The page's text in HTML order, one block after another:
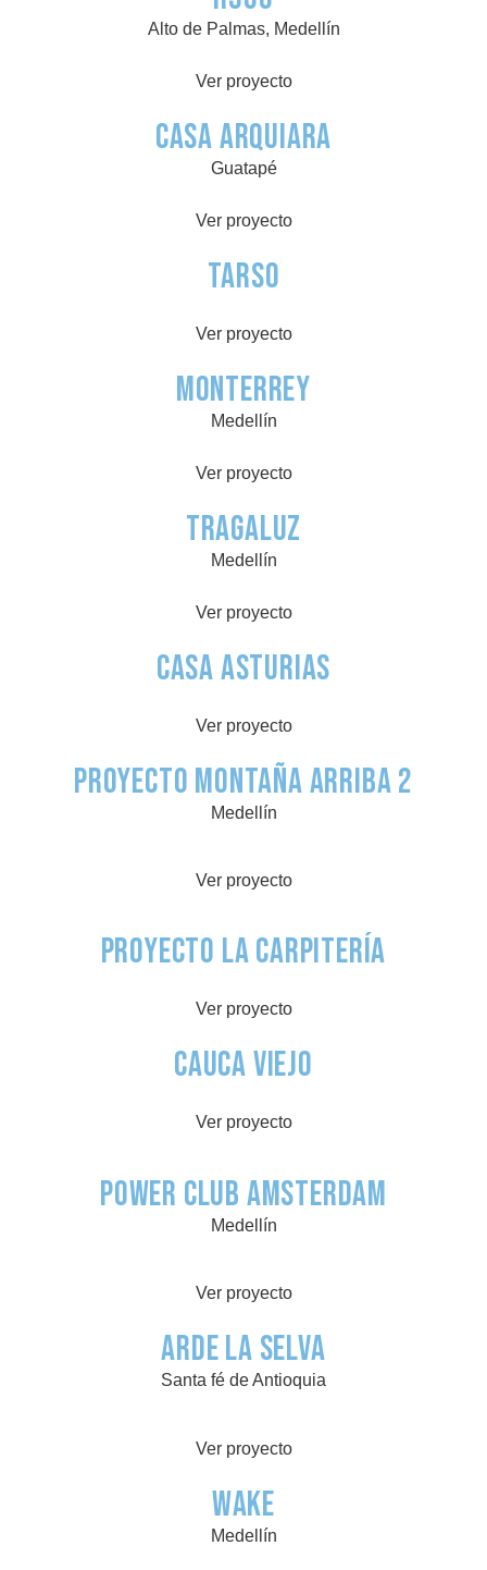
Alto de Palmas, Medellín
Ver proyecto
Casa Arquiara
Guatapé
Ver proyecto
Tarso
Ver proyecto
Monterrey
Medellín
Ver proyecto
Tragaluz
Medellín
Ver proyecto
Casa Asturias
Ver proyecto
Proyecto Montaña Arriba 2
Medellín
Ver proyecto
Proyecto La Carpitería
Ver proyecto
Cauca Viejo
Ver proyecto
POWER CLUB AMSTERDAM
Medellín
Ver proyecto
Arde la selva
Santa fé de Antioquia
Ver proyecto
Wake
Medellín